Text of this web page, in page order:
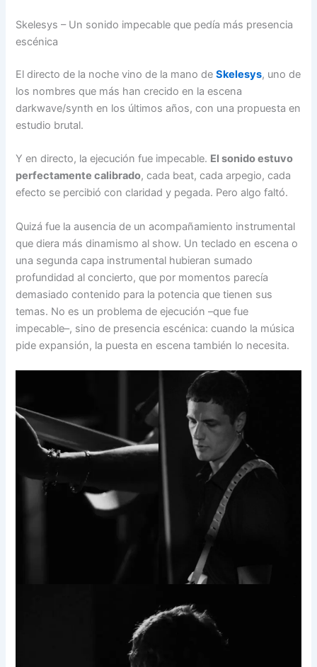
Skelesys – Un sonido impecable que pedía más presencia
escénica
El directo de la noche vino de la mano deSkelesys, uno de
los nombres que más han crecido en la escena
darkwave/synth en los últimos años, con una propuesta en
estudio brutal.
Y en directo, la ejecución fue impecable. El sonido estuvo
perfectamente calibrado, cada beat, cada arpegio, cada
efecto se percibió con claridad y pegada. Pero algo faltó.
Quizá fue la ausencia de un acompañamiento instrumental
que diera más dinamismo al show. Un teclado en escena o
una segunda capa instrumental hubieran sumado
profundidad al concierto, que por momentos parecía
demasiado contenido para la potencia que tienen sus
temas. No es un problema de ejecución –que fue
impecable–, sino de presencia escénica: cuando la música
pide expansión, la puesta en escena también lo necesita.